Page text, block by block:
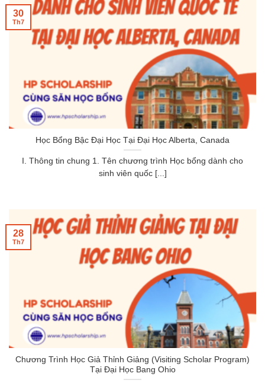
Học Bổng Bậc Đại Học Tại Đại Học Alberta, Canada
I. Thông tin chung 1. Tên chương trình Học bổng dành cho
sinh viên quốc [...]
30
Th7
Chương Trình Học Giả Thỉnh Giảng (Visiting Scholar Program)
Tại Đại Học Bang Ohio
28
Th7